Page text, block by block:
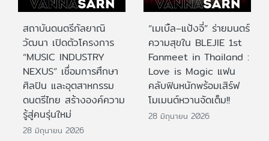
สถาบันดนตรีกัลยาณิ
วัฒนา เปิดตัวโครงการ
“MUSIC INDUSTRY
NEXUS” เชื่อมการศึกษา
ศิลปิน และอุตสาหกรรม
ดนตรีไทย สร้างองค์ความ
รู้สู่คนรุ่นใหม่
28 มิถุนายน 2026
“เมเบิ้ล–แป้งจี่” ร่ายมนตร์
ความสุขใน BLEJIE 1st
Fanmeet in Thailand :
Love is Magic แฟน
คลับฟินหนักพร้อมเสิร์ฟ
โมเมนต์หวานจัดเต็ม!!
28 มิถุนายน 2026